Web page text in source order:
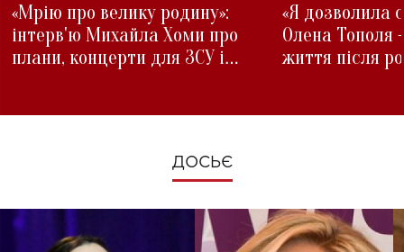
«Мрію про велику родину»:
інтерв'ю Михайла Хоми про
плани, концерти для ЗСУ і
«Я дозволила
Олена Тополя
життя після
ДОСЬЄ